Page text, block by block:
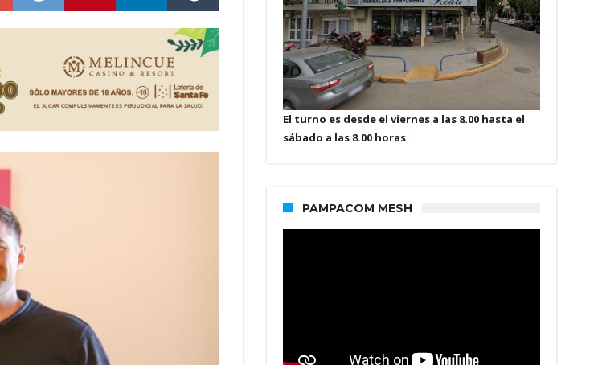
El turno es desde el viernes a las 8.00 hasta el
sábado a las 8.00 horas
PAMPACOM MESH